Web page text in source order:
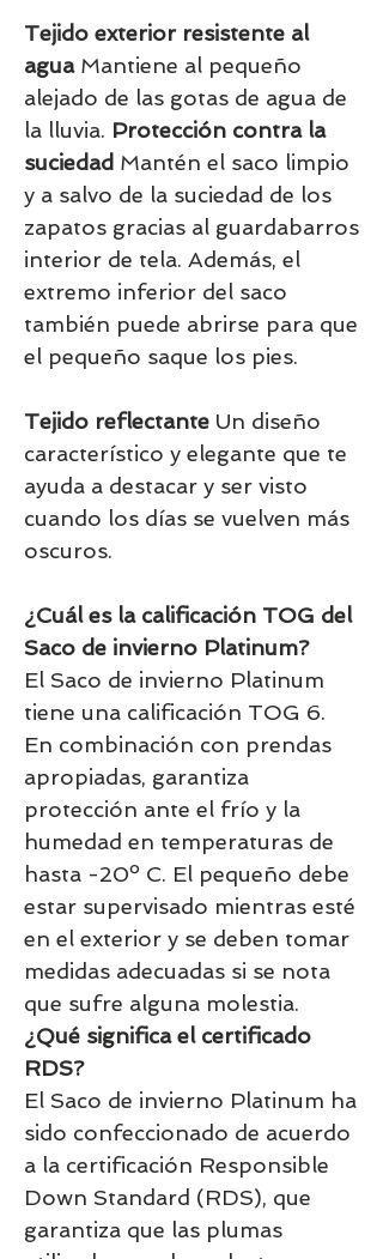
Tejido exterior resistente al
aguaMantiene al pequeño
alejado de las gotas de agua de
la lluvia. Protección contra la
suciedad Mantén el saco limpio
y a salvo de la suciedad de los
zapatos gracias al guardabarros
interior de tela. Además, el
extremo inferior del saco
también puede abrirse para que
el pequeño saque los pies.
Tejido reflectante Un diseño
característico y elegante que te
ayuda a destacar y ser visto
cuando los días se vuelven más
oscuros.
¿Cuál es la calificación TOG del
Saco de invierno Platinum?
El Saco de invierno Platinum
tiene una calificación TOG 6.
En combinación con prendas
apropiadas, garantiza
protección ante el frío y la
humedad en temperaturas de
hasta -20º C. El pequeño debe
estar supervisado mientras esté
en el exterior y se deben tomar
medidas adecuadas si se nota
que sufre alguna molestia.
¿Qué significa el certificado
RDS?
El Saco de invierno Platinum ha
sido confeccionado de acuerdo
a la certificación Responsible
Down Standard (RDS), que
garantiza que las plumas